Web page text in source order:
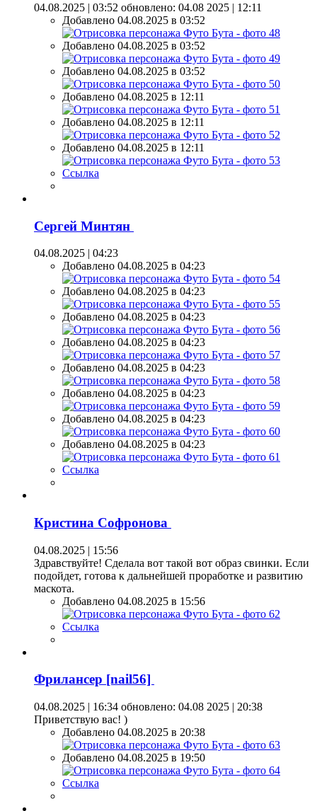
04.08.2025 | 03:52 обновлено: 04.08 2025 | 12:11
Добавлено 04.08.2025 в 03:52
Добавлено 04.08.2025 в 03:52
Добавлено 04.08.2025 в 03:52
Добавлено 04.08.2025 в 12:11
Добавлено 04.08.2025 в 12:11
Добавлено 04.08.2025 в 12:11
Ссылка
Сергей Минтян
04.08.2025 | 04:23
Добавлено 04.08.2025 в 04:23
Добавлено 04.08.2025 в 04:23
Добавлено 04.08.2025 в 04:23
Добавлено 04.08.2025 в 04:23
Добавлено 04.08.2025 в 04:23
Добавлено 04.08.2025 в 04:23
Добавлено 04.08.2025 в 04:23
Добавлено 04.08.2025 в 04:23
Ссылка
Кристина Софронова
04.08.2025 | 15:56
Здравствуйте! Сделала вот такой вот образ свинки. Если
подойдет, готова к дальнейшей проработке и развитию
маскота.
Добавлено 04.08.2025 в 15:56
Ссылка
Фрилансер [nail56]
04.08.2025 | 16:34 обновлено: 04.08 2025 | 20:38
Приветствую вас! )
Добавлено 04.08.2025 в 20:38
Добавлено 04.08.2025 в 19:50
Ссылка